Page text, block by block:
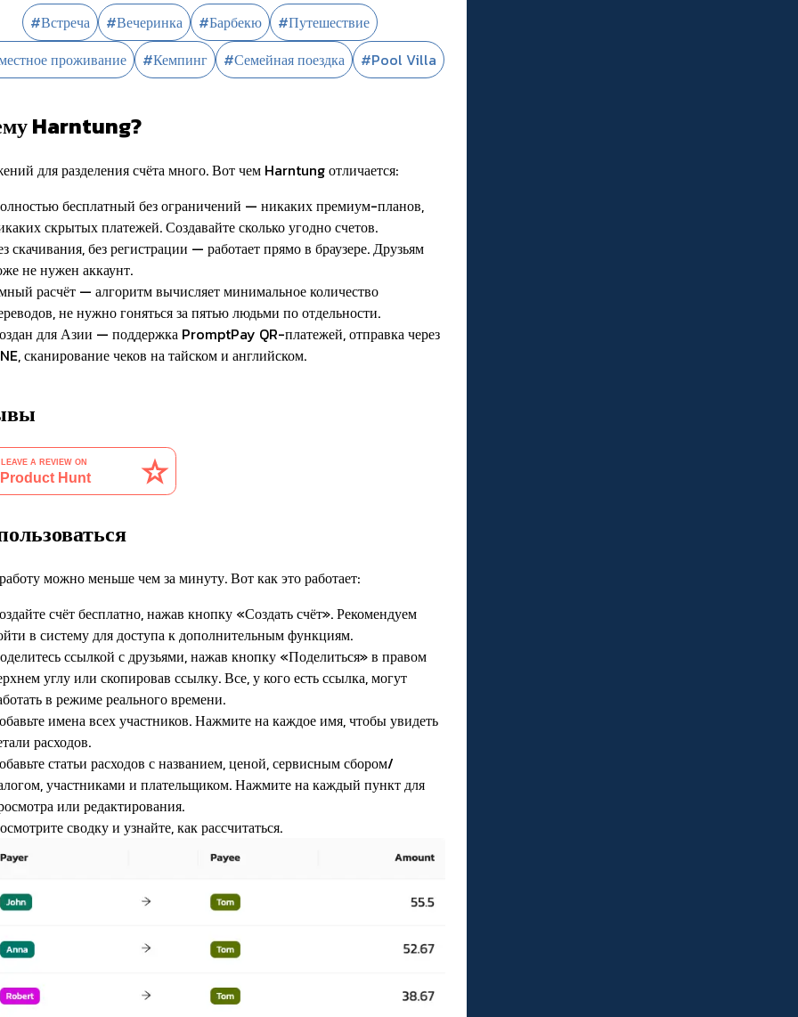
#Встреча #Вечеринка #Барбекю #Путешествие
проживание
#Кемпинг #Семейная поездка #Pool Villa
Harntung?
для разделения счёта много. Вот чем Harntung отличается:
бесплатный без ограничений — никаких премиум-планов,
скрытых платежей. Создавайте сколько угодно счетов.
скачивания, без регистрации — работает прямо в браузере. Друзьям
не нужен аккаунт.
расчёт — алгоритм вычисляет минимальное количество
не нужно гоняться за пятью людьми по отдельности.
для Азии — поддержка PromptPay QR-платежей, отправка через
сканирование чеков на тайском и английском.
можно меньше чем за минуту. Вот как это работает:
счёт бесплатно, нажав кнопку «Создать счёт». Рекомендуем
в систему для доступа к дополнительным функциям.
ссылкой с друзьями, нажав кнопку «Поделиться» в правом
углу или скопировав ссылку. Все, у кого есть ссылка, могут
в режиме реального времени.
имена всех участников. Нажмите на каждое имя, чтобы увидеть
расходов.
статьи расходов с названием, ценой, сервисным сбором/
участниками и плательщиком. Нажмите на каждый пункт для
или редактирования.
сводку и узнайте, как рассчитаться.